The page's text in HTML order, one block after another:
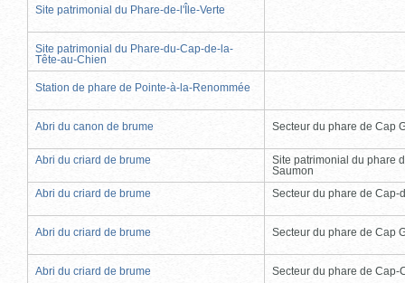
Site patrimonial du Phare-de-l'Île-Verte
Site patrimonial du Phare-du-Cap-de-la-
Tête-au-Chien
Station de phare de Pointe-à-la-Renommée
Abri du canon de brume Secteur du phare de Cap
Abri du criard de brume
Site patrimonial du phare
Saumon
Abri du criard de brume
Secteur du phare de Cap-
Abri du criard de brume Secteur du phare de Cap
Abri du criard de brume Secteur du phare de Cap-